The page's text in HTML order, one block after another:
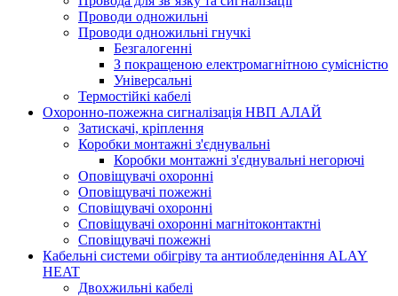
Проводи одножильні
Проводи одножильні гнучкі
Безгалогенні
З покращеною електромагнітною сумісністю
Універсальні
Термостійкі кабелі
Охоронно-пожежна сигналізація НВП АЛАЙ
Затискачі, кріплення
Коробки монтажні з'єднувальні
Коробки монтажні з'єднувальні негорючі
Оповіщувачі охоронні
Оповіщувачі пожежні
Сповіщувачі охоронні
Сповіщувачі охоронні магнітоконтактні
Сповіщувачі пожежні
Кабельні системи обігріву та антиобледеніння ALAY
HEAT
Двохжильні кабелі